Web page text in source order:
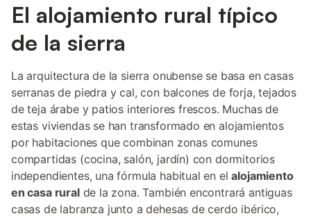
El alojamiento rural típico
de la sierra
La arquitectura de la sierra onubense se basa en casas
serranas de piedra y cal, con balcones de forja, tejados
de teja árabe y patios interiores frescos. Muchas de
estas viviendas se han transformado en alojamientos
por habitaciones que combinan zonas comunes
compartidas (cocina, salón, jardín) con dormitorios
independientes, una fórmula habitual en elalojamiento
en casa ruralde la zona. También encontrará antiguas
casas de labranza junto a dehesas de cerdo ibérico,